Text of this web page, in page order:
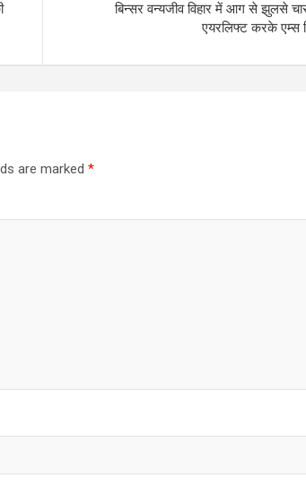
बिन्सर वन्यजीव विहार में आग से झुलसे
एयरलिफ्ट करके एम्स
are marked *